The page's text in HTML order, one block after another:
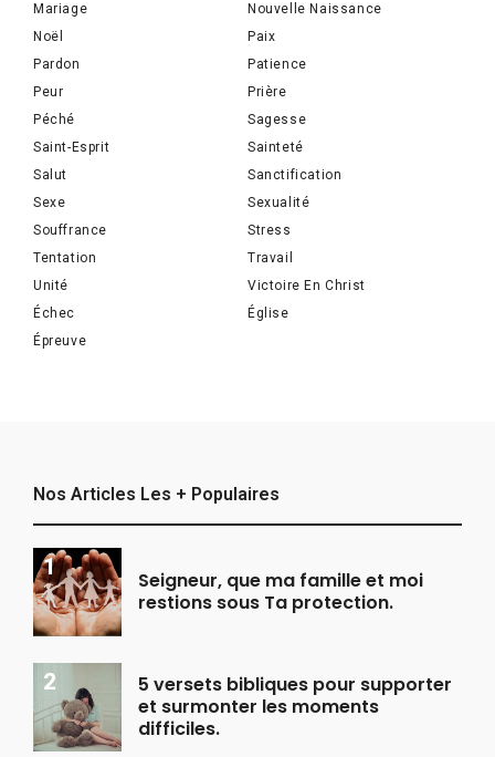
Mariage
Nouvelle Naissance
Noël
Paix
Pardon
Patience
Peur
Prière
Péché
Sagesse
Saint-Esprit
Sainteté
Salut
Sanctification
Sexe
Sexualité
Souffrance
Stress
Tentation
Travail
Unité
Victoire En Christ
Échec
Église
Épreuve
Nos Articles Les + Populaires
Seigneur, que ma famille et moi
restions sous Ta protection.
5 versets bibliques pour supporter
et surmonter les moments
difficiles.